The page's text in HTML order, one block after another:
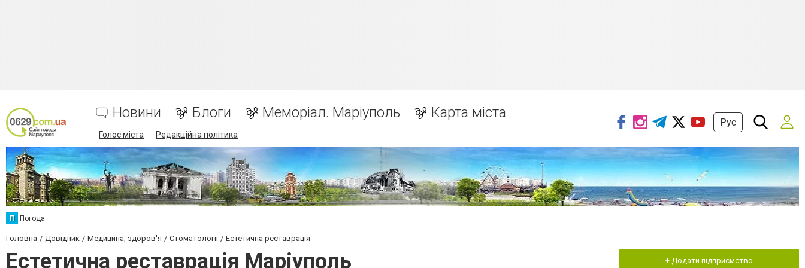
Новини Блоги Меморіал. Маріуполь Карта міста
Голос міста Редакційна політика
Рус
П Погода
Головна Довідник Медицина, здоров'я Стоматології Естетична реставрація
Естетична реставрація Маріуполь + Додати підприємство